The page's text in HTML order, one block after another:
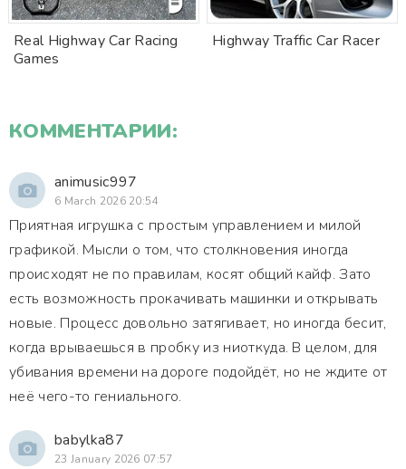
Real Highway Car Racing
Games
Highway Traffic Car Racer
КОММЕНТАРИИ:
animusic997
6 March 2026 20:54
Приятная игрушка с простым управлением и милой
графикой. Мысли о том, что столкновения иногда
происходят не по правилам, косят общий кайф. Зато
есть возможность прокачивать машинки и открывать
новые. Процесс довольно затягивает, но иногда бесит,
когда врываешься в пробку из ниоткуда. В целом, для
убивания времени на дороге подойдёт, но не ждите от
неё чего-то гениального.
babylka87
23 January 2026 07:57